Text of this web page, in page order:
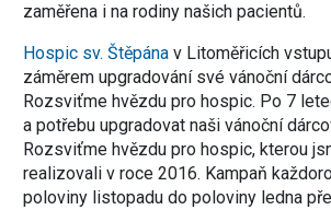
zaměřena i na rodiny našich pacientů.
Hospic sv. Štěpánav Litoměřicích
záměrem upgradování své vánoční
Rozsviťme hvězdu pro hospic. Po 7
a potřebu upgradovat naši vánoční
Rozsviťme hvězdu pro hospic, kterou
realizovali v roce 2016. Kampaň
poloviny listopadu do poloviny ledna